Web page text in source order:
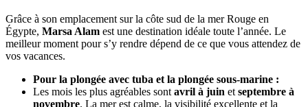
Grâce à son emplacement sur la côte sud de la mer Rouge en
Égypte, Marsa Alam est une destination idéale toute l’année. Le
meilleur moment pour s’y rendre dépend de ce que vous attendez de
vos vacances.
Pour la plongée avec tuba et la plongée sous-marine :
Les mois les plus agréables sont avril à juin et septembre à
novembre. La mer est calme, la visibilité excellente et la